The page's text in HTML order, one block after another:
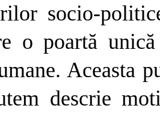
socio-
o poartă
Aceasta
descrie